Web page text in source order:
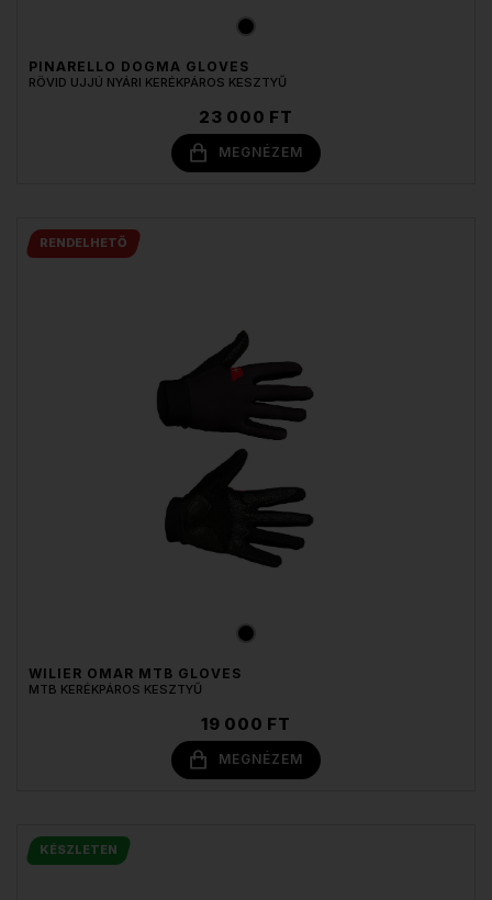
PINARELLO DOGMA GLOVES
RÖVID UJJÚ NYÁRI KERÉKPÁROS KESZTYŰ
23 000 FT
MEGNÉZEM
RENDELHETŐ
WILIER OMAR MTB GLOVES
MTB KERÉKPÁROS KESZTYŰ
19 000 FT
MEGNÉZEM
KÉSZLETEN